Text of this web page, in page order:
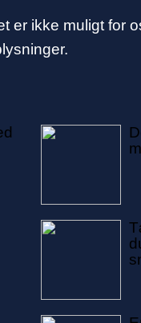
er ikke muligt for